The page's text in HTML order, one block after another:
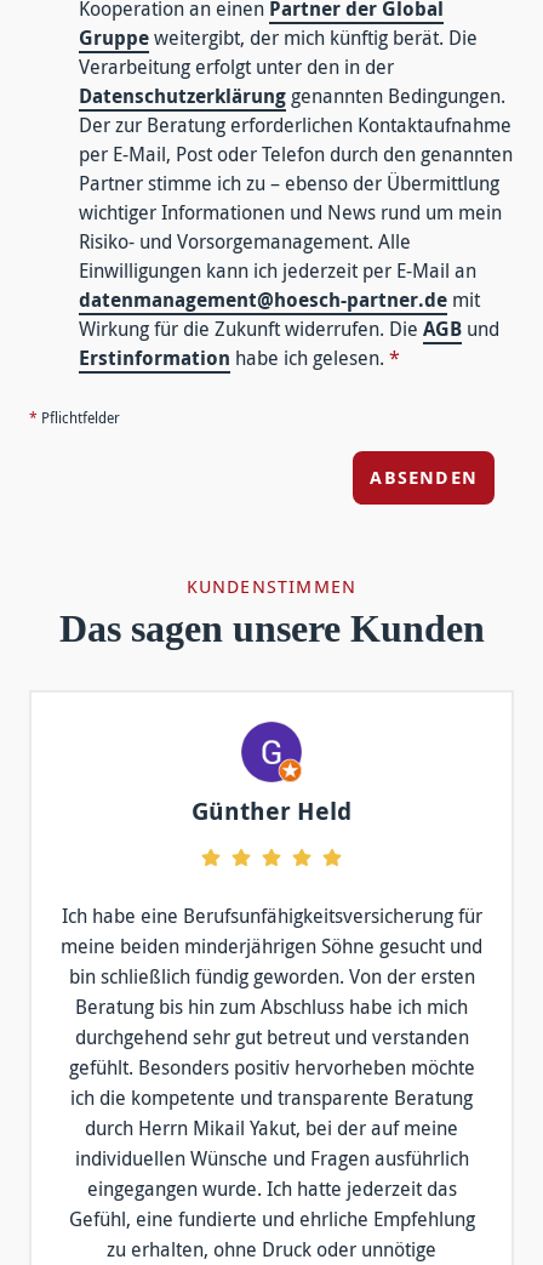
Kooperation an einen Partner der Global
Gruppeweitergibt, der mich künftig berät. Die
Verarbeitung erfolgt unter den in der
Datenschutzerklärung genannten Bedingungen.
Der zur Beratung erforderlichen Kontaktaufnahme
per E-Mail, Post oder Telefon durch den genannten
Partner stimme ich zu – ebenso der Übermittlung
wichtiger Informationen und News rund um mein
Risiko- und Vorsorgemanagement. Alle
Einwilligungen kann ich jederzeit per E-Mail an
datenmanagement@hoesch-partner.de mit
Wirkung für die Zukunft widerrufen. DieAGB und
Erstinformation habe ich gelesen.*
* Pflichtfelder
ABSENDEN
KUNDENSTIMMEN
Das sagen unsere Kunden
Günther Held
Ich habe eine Berufsunfähigkeitsversicherung für
meine beiden minderjährigen Söhne gesucht und
bin schließlich fündig geworden. Von der ersten
Beratung bis hin zum Abschluss habe ich mich
durchgehend sehr gut betreut und verstanden
gefühlt. Besonders positiv hervorheben möchte
ich die kompetente und transparente Beratung
durch Herrn Mikail Yakut, bei der auf meine
individuellen Wünsche und Fragen ausführlich
eingegangen wurde. Ich hatte jederzeit das
Gefühl, eine fundierte und ehrliche Empfehlung
zu erhalten, ohne Druck oder unnötige